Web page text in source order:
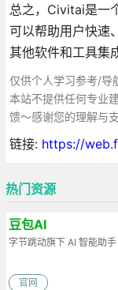
总之，Civitai是一
可以帮助用户快速
其他软件和工具集
仅供个人学习参考/导
本站不提供任何专业
馈～感谢您的理解与支
链接: https://
热门资源
豆包AI
字节跳动旗下 AI 智能助手
官网